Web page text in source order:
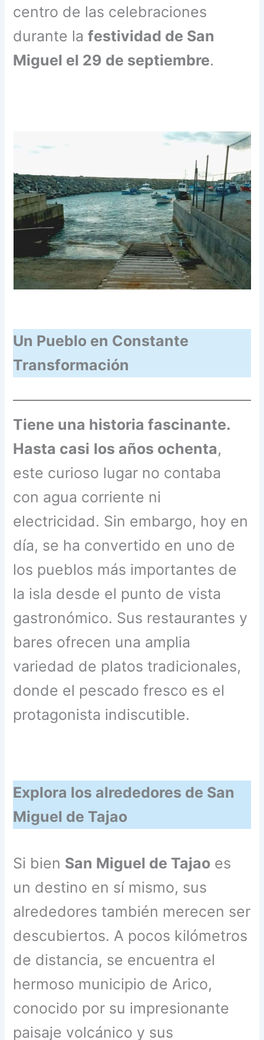
centro de las celebraciones
durante lafestividad de San
Miguel el 29 de septiembre.
Un Pueblo en Constante
Transformación
Tiene una historia fascinante.
Hasta casi los años ochenta,
este curioso lugar no contaba
con agua corriente ni
electricidad. Sin embargo, hoy en
día, se ha convertido en uno de
los pueblos más importantes de
la isla desde el punto de vista
gastronómico. Sus restaurantes y
bares ofrecen una amplia
variedad de platos tradicionales,
donde el pescado fresco es el
protagonista indiscutible.
Explora los alrededores de San
Miguel de Tajao
Si bien San Miguel de Tajao es
un destino en sí mismo, sus
alrededores también merecen ser
descubiertos. A pocos kilómetros
de distancia, se encuentra el
hermoso municipio de Arico,
conocido por su impresionante
paisaje volcánico y sus